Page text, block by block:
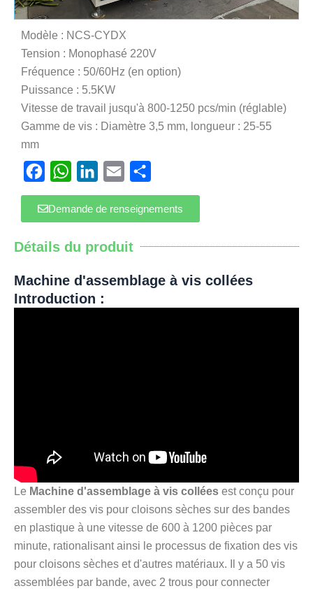
Modèle : NCS-CYDX
Tension : Monophasé 220V
Fréquence : 50/60Hz (en option)
Puissance : 5.5KW
Vitesse de travail jusqu'à 800-1250 pcs/min (réglable)
Gamme de vis : Diamètre 3,5 mm, longueur : 25-55
mm
FacebookWhatsAppLinkedIn
Email
Demande de renseignements
Détails du produit
Machine d'assemblage à vis collées
Introduction :
Le Machine d'assemblage à vis collées est conçu pour
assembler des vis pour cloisons sèches sur des bandes
en plastique à une vitesse de 600 à 1200 pièces par
minute, rationalisant ainsi le processus de fixation des vis
pour cloisons sèches et d'autres matériaux. Il y a 50 vis
assemblées par bande, avec 2 trous pour connecter